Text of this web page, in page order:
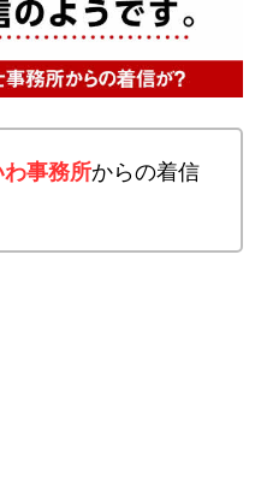
わ事務所からの着信